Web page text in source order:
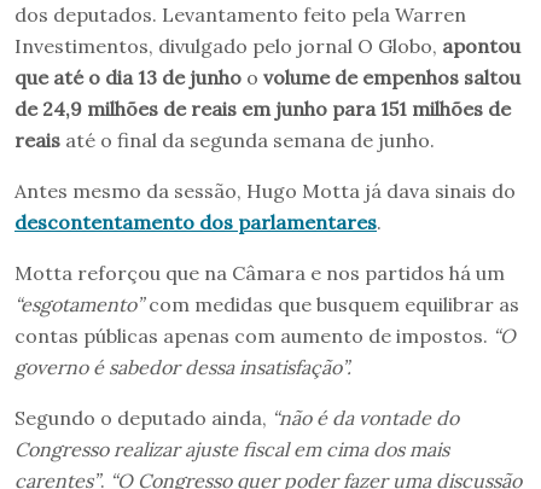
dos deputados. Levantamento feito pela Warren
Investimentos, divulgado pelo jornal O Globo, apontou
que até o dia 13 de junho o volume de empenhos saltou
de 24,9 milhões de reais em junho para 151 milhões de
reais até o final da segunda semana de junho.
Antes mesmo da sessão, Hugo Motta já dava sinais do
descontentamento dos parlamentares.
Motta reforçou que na Câmara e nos partidos há um
“esgotamento”com medidas que busquem equilibrar as
contas públicas apenas com aumento de impostos. “O
governo é sabedor dessa insatisfação”.
Segundo o deputado ainda, “não é da vontade do
Congresso realizar ajuste fiscal em cima dos mais
carentes”. “O Congresso quer poder fazer uma discussão